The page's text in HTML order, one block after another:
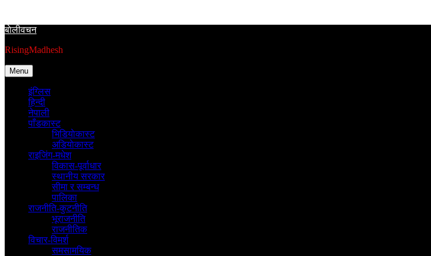
content
बाेलीवचन
RisingMadhesh
Menu
इंग्लिस
हिन्दी
नेपाली
पाँडकास्ट
भिडियाेकास्ट
अडियाेकास्ट
राइजिंग-मधेश
विकास-पूर्वाधार
स्थानीय सरकार
सीमा र सम्बन्ध
पालिका
राजनीति-कुटनीति
भूराजनीति
राजनीतिक
विचार-विमर्श
समसामयिक